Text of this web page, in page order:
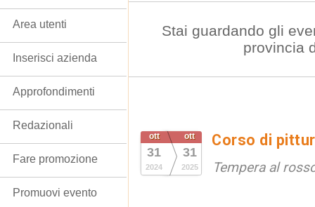
Stai guardando gli
provincia
ott
31
2024
ott
31
2025
Corso di
Tempera al
Area utenti
Inserisci azienda
Approfondimenti
Redazionali
Fare promozione
Promuovi evento